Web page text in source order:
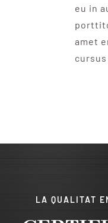
eu in
amet
LA QUALITAT